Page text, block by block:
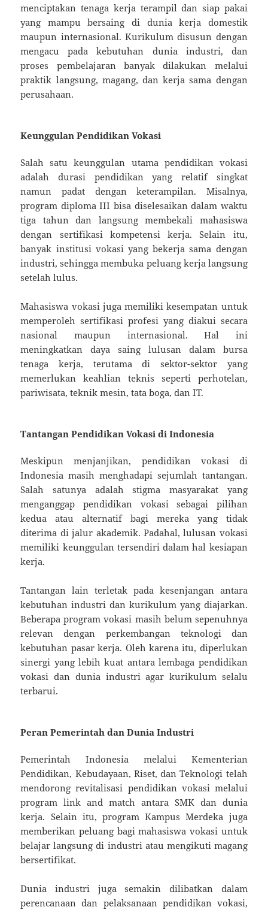
menciptakan tenaga kerja terampil dan siap pakai
yang mampu bersaing di dunia kerja domestik
maupun internasional. Kurikulum disusun dengan
mengacu pada kebutuhan dunia industri, dan
proses pembelajaran banyak dilakukan melalui
praktik langsung, magang, dan kerja sama dengan
perusahaan.
Keunggulan Pendidikan Vokasi
Salah satu keunggulan utama pendidikan vokasi
adalah durasi pendidikan yang relatif singkat
namun padat dengan keterampilan. Misalnya,
program diploma III bisa diselesaikan dalam waktu
tiga tahun dan langsung membekali mahasiswa
dengan sertifikasi kompetensi kerja. Selain itu,
banyak institusi vokasi yang bekerja sama dengan
industri, sehingga membuka peluang kerja langsung
setelah lulus.
Mahasiswa vokasi juga memiliki kesempatan untuk
memperoleh sertifikasi profesi yang diakui secara
nasional maupun internasional. Hal ini
meningkatkan daya saing lulusan dalam bursa
tenaga kerja, terutama di sektor-sektor yang
memerlukan keahlian teknis seperti perhotelan,
pariwisata, teknik mesin, tata boga, dan IT.
Tantangan Pendidikan Vokasi di Indonesia
Meskipun menjanjikan, pendidikan vokasi di
Indonesia masih menghadapi sejumlah tantangan.
Salah satunya adalah stigma masyarakat yang
menganggap pendidikan vokasi sebagai pilihan
kedua atau alternatif bagi mereka yang tidak
diterima di jalur akademik. Padahal, lulusan vokasi
memiliki keunggulan tersendiri dalam hal kesiapan
kerja.
Tantangan lain terletak pada kesenjangan antara
kebutuhan industri dan kurikulum yang diajarkan.
Beberapa program vokasi masih belum sepenuhnya
relevan dengan perkembangan teknologi dan
kebutuhan pasar kerja. Oleh karena itu, diperlukan
sinergi yang lebih kuat antara lembaga pendidikan
vokasi dan dunia industri agar kurikulum selalu
terbarui.
Peran Pemerintah dan Dunia Industri
Pemerintah Indonesia melalui Kementerian
Pendidikan, Kebudayaan, Riset, dan Teknologi telah
mendorong revitalisasi pendidikan vokasi melalui
program link and match antara SMK dan dunia
kerja. Selain itu, program Kampus Merdeka juga
memberikan peluang bagi mahasiswa vokasi untuk
belajar langsung di industri atau mengikuti magang
bersertifikat.
Dunia industri juga semakin dilibatkan dalam
perencanaan dan pelaksanaan pendidikan vokasi,